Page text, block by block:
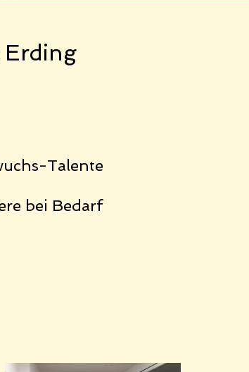
Talente
bei Bedarf